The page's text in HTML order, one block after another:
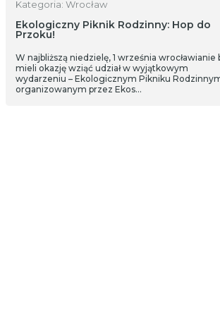
Kategoria: Wrocław
Ekologiczny Piknik Rodzinny: Hop do
Przoku!
W najbliższą niedzielę, 1 września wrocławianie
mieli okazję wziąć udział w wyjątkowym
wydarzeniu – Ekologicznym Pikniku
organizowanym przez Ekos…